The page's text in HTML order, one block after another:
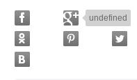
undefined